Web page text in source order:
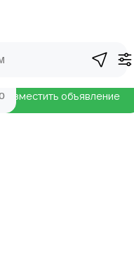
Разместить объявление